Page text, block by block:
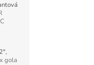
gola